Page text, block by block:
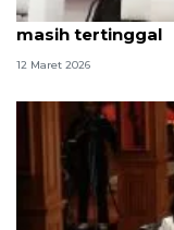
DPR nilai akses
masih tertinggal
12 Maret 2026